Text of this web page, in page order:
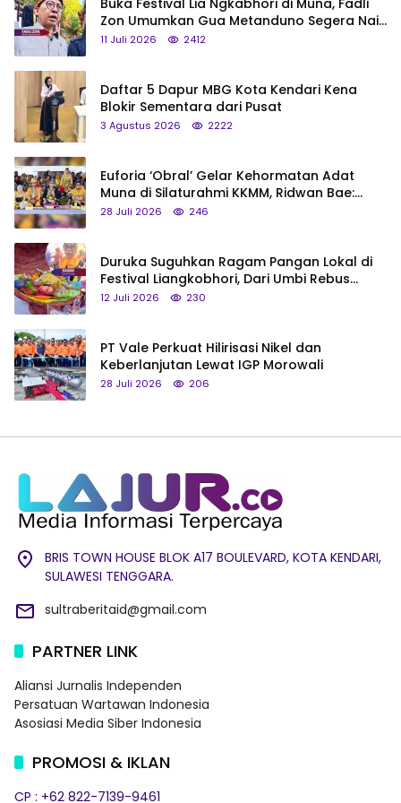
Buka Festival Lia Ngkabhori di Muna, Fadli
Zon Umumkan Gua Metanduno Segera Naik
Status Jadi Cagar Budaya Nasional
11 Juli 2026 2412
Daftar 5 Dapur MBG Kota Kendari Kena
Blokir Sementara dari Pusat
3 Agustus 2026 2222
Euforia ‘Obral’ Gelar Kehormatan Adat
Muna di Silaturahmi KKMM, Ridwan Bae:
Saya Bukan Tipe Begitu, Belum Pantas!
28 Juli 2026 246
Duruka Suguhkan Ragam Pangan Lokal di
Festival Liangkobhori, Dari Umbi Rebus
hingga Tumpeng Beras Muna
12 Juli 2026 230
PT Vale Perkuat Hilirisasi Nikel dan
Keberlanjutan Lewat IGP Morowali
28 Juli 2026 206
BRIS TOWN HOUSE BLOK A17 BOULEVARD, KOTA KENDARI,
SULAWESI TENGGARA.
sultraberitaid@gmail.com
PARTNER LINK
Aliansi Jurnalis Independen
Persatuan Wartawan Indonesia
Asosiasi Media Siber Indonesia
PROMOSI & IKLAN
CP : +62 822-7139-9461